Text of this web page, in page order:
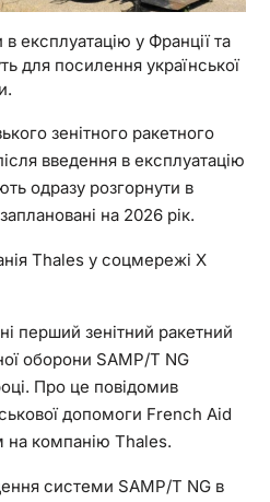
експлуатацію у Франції та
для посилення української
зенітного ракетного
введення в експлуатацію
одразу розгорнути в
на 2026 рік.
Thales у соцмережі X
перший зенітний ракетний
оборони SAMP/T NG
Про це повідомив
допомоги French Aid
на компанію Thales.
системи SAMP/T NG в